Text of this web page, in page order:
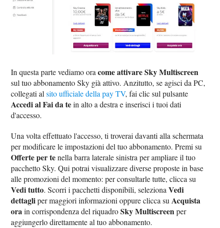
In questa parte vediamo oracome attivare Sky Multiscreen
sul tuo abbonamento Sky già attivo. Anzitutto, se agisci da PC,
collegati alsito ufficiale della pay TV, fai clic sul pulsante
Accedi al Fai da tein alto a destra e inserisci i tuoi dati
d'accesso.
Una volta effettuato l'accesso, ti troverai davanti alla schermata
per modificare le impostazioni del tuo abbonamento. Premi su
Offerte per tenella barra laterale sinistra per ampliare il tuo
pacchetto Sky. Qui potrai visualizzare diverse proposte in base
alle promozioni del momento: per consultarle tutte, clicca su
Vedi tutto. Scorri i pacchetti disponibili, selezionaVedi
dettagliper maggiori informazioni oppure clicca suAcquista
orain corrispondenza del riquadroSky Multiscreenper
aggiungerlo direttamente al tuo abbonamento.